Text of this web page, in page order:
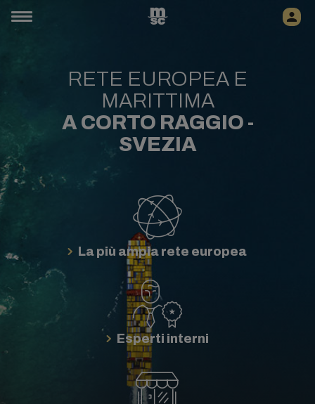
RETE EUROPEA E
MARITTIMA
A CORTO RAGGIO -
SVEZIA
La più ampia rete europea
Esperti interni